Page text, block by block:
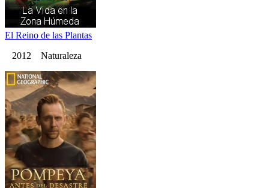
El Reino de las Plantas
2012 Naturaleza